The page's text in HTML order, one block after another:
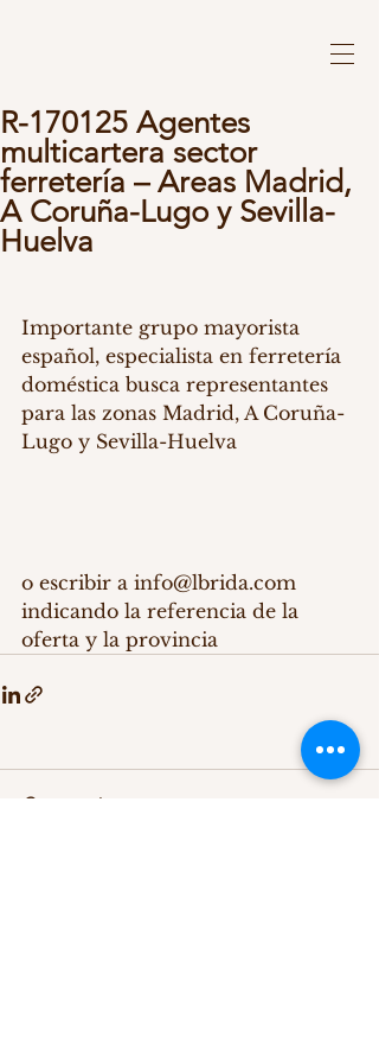
R-170125 Agentes
multicartera sector
ferretería – Areas Madrid,
A Coruña-Lugo y Sevilla-
Huelva
Importante grupo mayorista
español, especialista en ferretería
doméstica busca representantes
para las zonas Madrid, A Coruña-
Lugo y Sevilla-Huelva
o escribir a info@lbrida.com
indicando la referencia de la
oferta y la provincia
Comentarios